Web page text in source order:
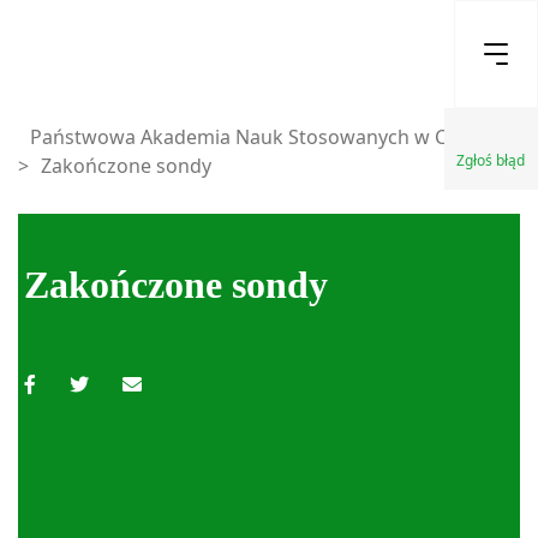
Zgłoś błąd
Państwowa Akademia Nauk Stosowanych w Chełmie
> Zakończone sondy
Zakończone sondy